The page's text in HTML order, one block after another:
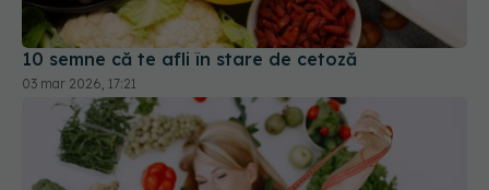
10 semne că te afli în stare de cetoză
03 mar 2026, 17:21